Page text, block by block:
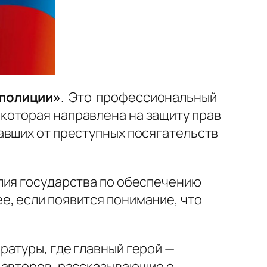
. Это профессиональный
направлена на защиту прав
от преступных посягательств
государства по обеспечению
если появится понимание, что
где главный герой —